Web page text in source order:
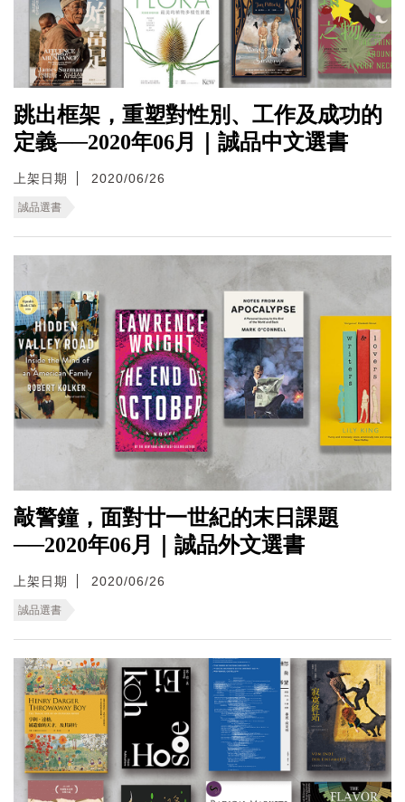
跳出框架，重塑對性別、工作及成功的
定義──2020年06月｜誠品中文選書
上架日期 2020/06/26
誠品選書
敲警鐘，面對廿一世紀的末日課題
──2020年06月｜誠品外文選書
上架日期 2020/06/26
誠品選書